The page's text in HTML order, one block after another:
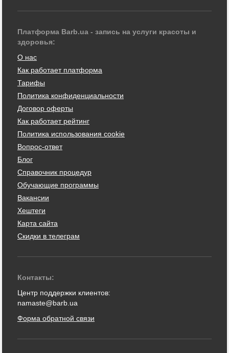
Платформа Barb.ua - запись на услуги красоты и
здоровья:
О нас
Как работает платформа
Тарифы
Политика конфиденциальности
Договор оферты
Как работает рейтинг
Политика использования cookie
Вопрос-ответ
Блог
Справочник процедур
Обучающие программы
Вакансии
Хештеги
Карта сайта
Скидки в телеграм
Контакты:
Центр поддержки клиентов:
namaste@barb.ua
Форма обратной связи